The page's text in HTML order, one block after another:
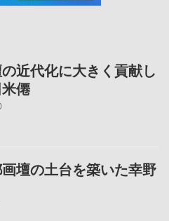
近代化に大きく貢献し
僊
壇の土台を築いた幸野